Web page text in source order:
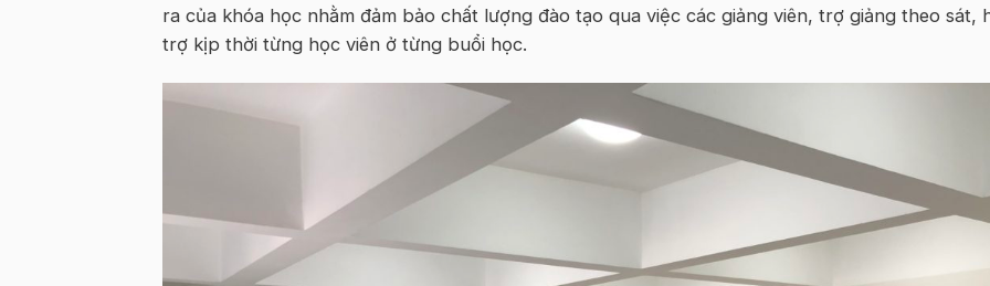
ra của khóa học nhằm đảm bảo chất lượng đào tạo qua việc các giảng viên, trợ giảng theo sát,
trợ kịp thời từng học viên ở từng buổi học.